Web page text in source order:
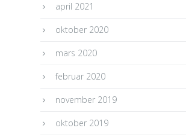
april 2021
oktober 2020
mars 2020
februar 2020
november 2019
oktober 2019